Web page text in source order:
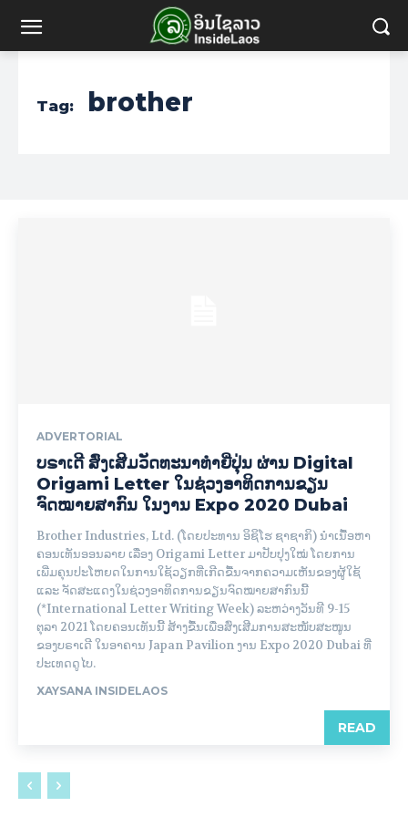
Tag: brother
ADVERTORIAL
ບຣາເດີ ສົ່ງເສີມວັດທະນາທໍາຍີ່ປຸ່ນ ຜ່ານ Digital
Origami Letter ໃນຊ່ວງອາທິດການຂຽນ
ຈົດໝາຍສາກົນ ໃນງານ Expo 2020 Dubai
Brother Industries, Ltd. (ໂດຍປະທານ ອິຊິໂຮ ຊາຊາກິ) ນໍາເນື້ອຫາ
ຄອນເທັນອອນລາຍ ເລື່ອງ Origami Letter ມາປັບປຸງໃໝ່ ໂດຍການ
ເພີ່ມຄຸນປະໂຫຍດໃນການໃຊ້ວຽກທີ່ເກີດຂື້ນຈາກຄວາມເຫັນຂອງຜູ້ໃຊ້
ແລະ ຈັດສະແດງໃນຊ່ວງອາທິດການຂຽນຈົດໝາຍສາກົນນີ້
(*International Letter Writing Week) ລະຫວ່າງວັນທີ 9-15
ຕຸລາ 2021 ໂດຍຄອນເທັນນີ້ ສ້າງຂື້ນເພື່ອສົ່ງເສີມການສະໜັບສະໜູນ
ຂອງບຣາເດີ ໃນອາຄານ Japan Pavilion ງານ Expo 2020 Dubai ທີ່
ປະເທດດູໄບ.
XAYSANA INSIDELAOS
READ